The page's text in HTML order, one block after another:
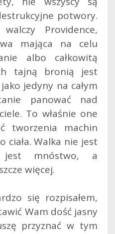
potwory.
Providence,
mająca na celu
albo całkowitą
tajną bronią jest
jedyny na całym
panować nad
To właśnie one
tworzenia machin
ciała. Walka nie jest
jest mnóstwo, a
więcej.
się rozpisałem,
Wam dość jasny
przyznać w tym